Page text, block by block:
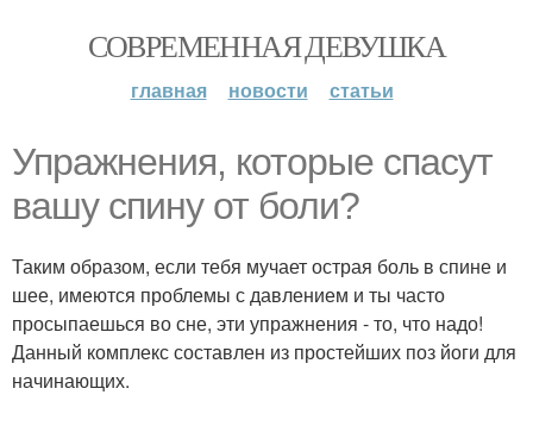
СОВРЕМЕННАЯ ДЕВУШКА
главная новости статьи
Упражнения, которые спасут
вашу спину от боли?
Таким образом, если тебя мучает острая боль в спине и
шее, имеются проблемы с давлением и ты часто
просыпаешься во сне, эти упражнения - то, что надо!
Данный комплекс составлен из простейших поз йоги для
начинающих.